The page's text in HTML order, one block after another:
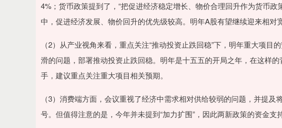
4%；货币政策提到了，“把促进经济稳定增长、物价合理回升作为货币
中，促进经济发展、物价回升的优先级较高。明年A股有望继续迎来相对
（2）从产业视角来看，重点关注“推动投资止跌回稳”下，明年重大项目
滑的问题，部署推动投资止跌回稳。明年是十五五的开局之年，在这样
手，建议重点关注重大项目相关预期。
（3）消费端方面，会议重视了经济中需求相对供给较弱的问题，并提
号。但值得注意的是，今年并未提到“加力扩围”，因此两新政策的资金支